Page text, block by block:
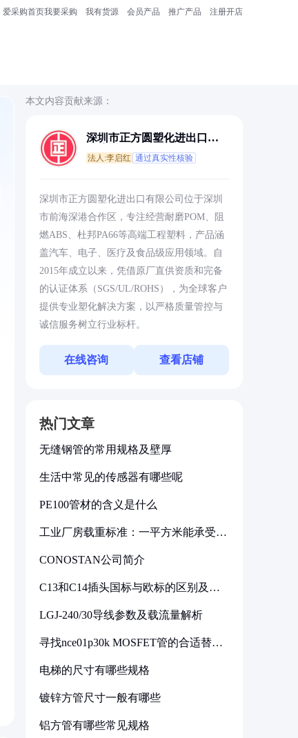
爱采购首页我要采购 我有货源 会员产品 推广产品 注册开店
本文内容贡献来源：
深圳市正方圆塑化进出口有
法人:李启红 通过真实性核验
深圳市正方圆塑化进出口有限公司位于深圳
市前海深港合作区，专注经营耐磨POM、阻
燃ABS、杜邦PA66等高端工程塑料，产品涵
盖汽车、电子、医疗及食品级应用领域。自
2015年成立以来，凭借原厂直供资质和完备
的认证体系（SGS/UL/ROHS），为全球客户
提供专业塑化解决方案，以严格质量管控与
诚信服务树立行业标杆。
在线咨询 查看店铺
热门文章
无缝钢管的常用规格及壁厚
生活中常见的传感器有哪些呢
PE100管材的含义是什么
工业厂房载重标准：一平方米能承受多
CONOSTAN公司简介
C13和C14插头国标与欧标的区别及其
LGJ-240/30导线参数及载流量解析
寻找nce01p30k MOSFET管的合适替代
电梯的尺寸有哪些规格
镀锌方管尺寸一般有哪些
铝方管有哪些常见规格